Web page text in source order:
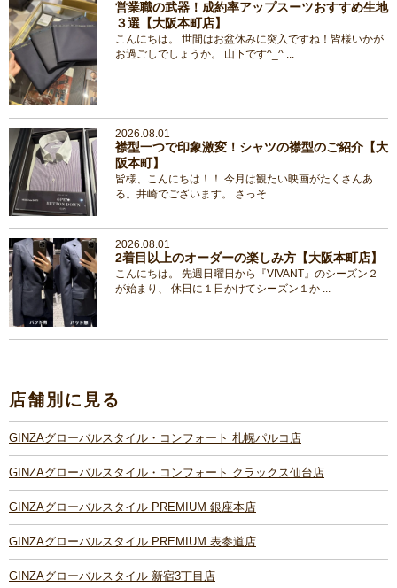
営業職の武器！成約率アップスーツおすすめ生地
３選【大阪本町店】
こんにちは。 世間はお盆休みに突入ですね！皆様いかが
お過ごしでしょうか。 山下です^_^ ...
2026.08.01
襟型一つで印象激変！シャツの襟型のご紹介【大
阪本町】
皆様、こんにちは！！ 今月は観たい映画がたくさんあ
る。井崎でございます。 さっそ ...
2026.08.01
2着目以上のオーダーの楽しみ方【大阪本町店】
こんにちは。 先週日曜日から『VIVANT』のシーズン２
が始まり、 休日に１日かけてシーズン１か ...
店舗別に見る
GINZAグローバルスタイル・コンフォート 札幌パルコ店
GINZAグローバルスタイル・コンフォート クラックス仙台店
GINZAグローバルスタイル PREMIUM 銀座本店
GINZAグローバルスタイル PREMIUM 表参道店
GINZAグローバルスタイル 新宿3丁目店